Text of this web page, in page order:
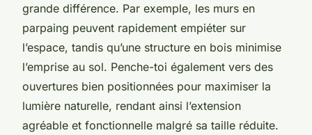
grande différence. Par exemple, les murs en
parpaing peuvent rapidement empiéter sur
l’espace, tandis qu’une structure en bois minimise
l’emprise au sol. Penche-toi également vers des
ouvertures bien positionnées pour maximiser la
lumière naturelle, rendant ainsi l’extension
agréable et fonctionnelle malgré sa taille réduite.